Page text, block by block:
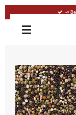
springen
->